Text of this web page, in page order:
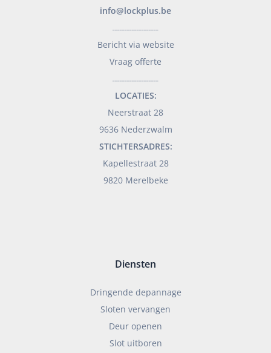
info@lockplus.be
Bericht via website
Vraag offerte
LOCATIES:
Neerstraat 28
9636 Nederzwalm
STICHTERSADRES:
Kapellestraat 28
9820 Merelbeke
Diensten
Dringende depannage
Sloten vervangen
Deur openen
Slot uitboren